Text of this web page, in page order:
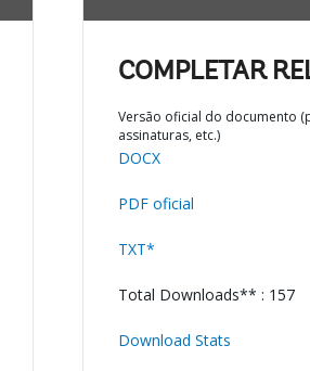
COMPLETAR
Versão oficial do documento
assinaturas, etc.)
DOCX
PDF oficial
TXT*
Total Downloads** : 157
Download Stats